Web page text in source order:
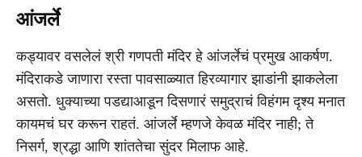
आंजर्ले
कड्यावर वसलेलं श्री गणपती मंदिर हे आंजर्लेचं प्रमुख आकर्षण.
मंदिराकडे जाणारा रस्ता पावसाळ्यात हिरव्यागार झाडांनी झाकलेला
असतो. धुक्याच्या पडद्याआडून दिसणारं समुद्राचं विहंगम दृश्य मनात
कायमचं घर करून राहतं. आंजर्ले म्हणजे केवळ मंदिर नाही; ते
निसर्ग, श्रद्धा आणि शांततेचा सुंदर मिलाफ आहे.